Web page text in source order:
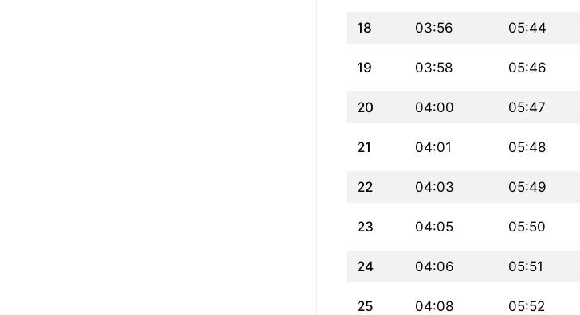
18 03:56 05:44
19 03:58 05:46
20 04:00 05:47
21 04:01 05:48
22 04:03 05:49
23 04:05 05:50
24 04:06 05:51
25 04:08 05:52